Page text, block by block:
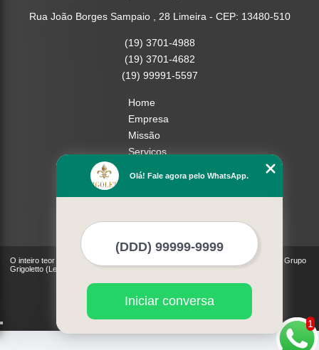
Rua João Borges Sampaio , 28 Limeira - CEP: 13480-510
(19) 3701-4988
(19) 3701-4682
(19) 99991-5597
Home
Empresa
Missão
Serviços
Mais Serviços
O inteiro teor deste site está sujeito à proteção de direitos autorais. Copyright© Grupo
Grigoletto (Lei 9610 de 19/02/1998)
1
Olá! Fale agora pelo WhatsApp.
Iniciar conversa